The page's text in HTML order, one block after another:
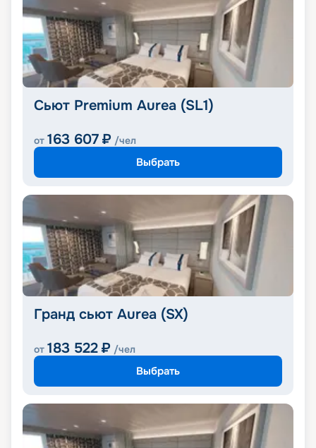
Сьют Premium Aurea (SL1)
от 163 607 ₽ /чел
Выбрать
Гранд сьют Aurea (SX)
от 183 522 ₽ /чел
Выбрать